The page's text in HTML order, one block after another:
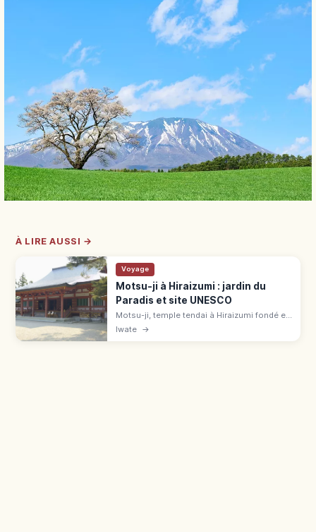
À LIRE AUSSI →
Voyage
Motsu-ji à Hiraizumi : jardin du
Paradis et site UNESCO
Motsu-ji, temple tendai à Hiraizumi fondé en
850, est un site UNESCO. Jardin Jodo Teien
Iwate →